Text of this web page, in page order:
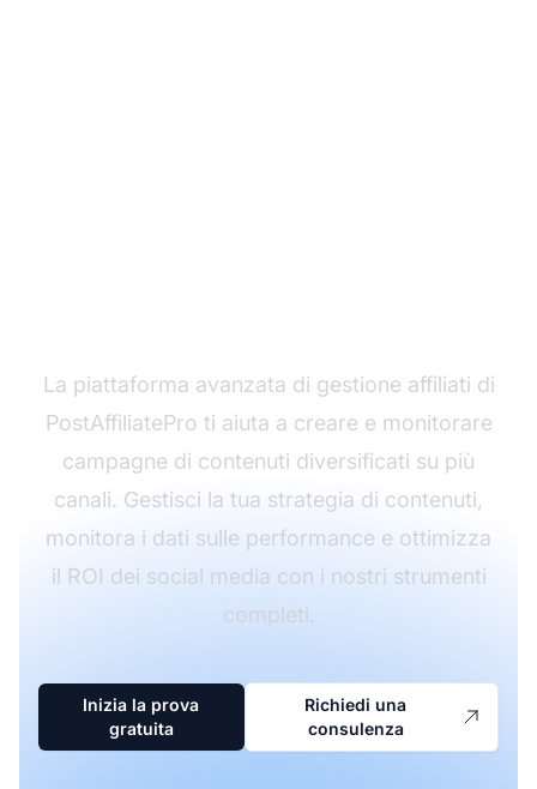
La piattaforma avanzata di gestione affiliati di
PostAffiliatePro ti aiuta a creare e monitorare
campagne di contenuti diversificati su più
canali. Gestisci la tua strategia di contenuti,
monitora i dati sulle performance e ottimizza
il ROI dei social media con i nostri strumenti
completi.
Inizia la prova
gratuita
Richiedi una
consulenza